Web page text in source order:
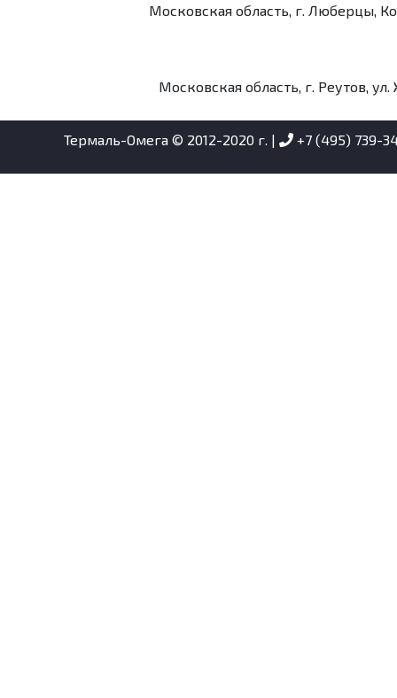
Московская область, г. Люберцы,
Московская область, г. Реутов,
Термаль-Омега © 2012-2020 г. | +7 (495) 739-